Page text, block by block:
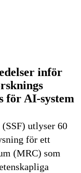
inför
för AI-system
utlyser 60
för ett
(MRC) som